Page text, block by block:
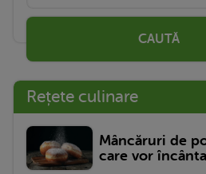
CAUTĂ
Rețete culinare
Mâncăruri de
care vor